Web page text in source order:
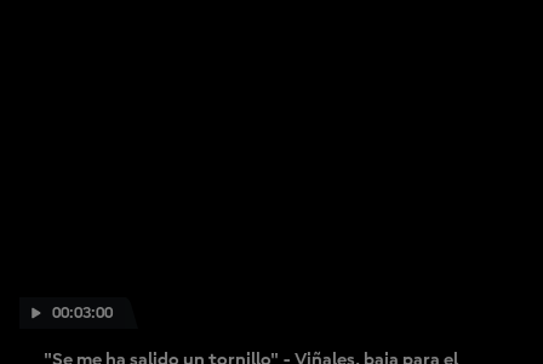
00:03:00